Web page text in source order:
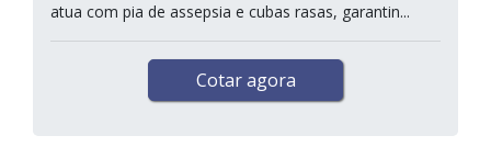
atua com pia de assepsia e cubas rasas, garantin...
Cotar agora